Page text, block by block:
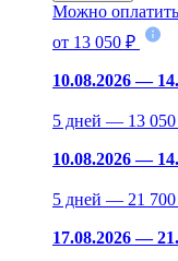
Можно
от 13 050 ₽
10.08.2026 —
5 дней — 13
10.08.2026 —
5 дней — 21
17.08.2026 —